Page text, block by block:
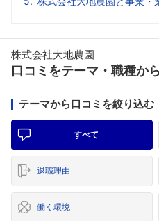
株式会社大地農園
口コミをテーマ・職種か
テーマから口コミを絞り込む
すべて
退職理由
働く環境